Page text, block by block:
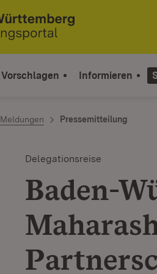
Vorschlagen Informieren
Meldungen Pressemitteilung
Delegationsreise
Baden-